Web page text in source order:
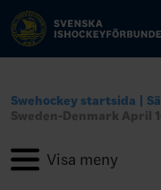
Swehockey startsida
Sweden-Denmark April